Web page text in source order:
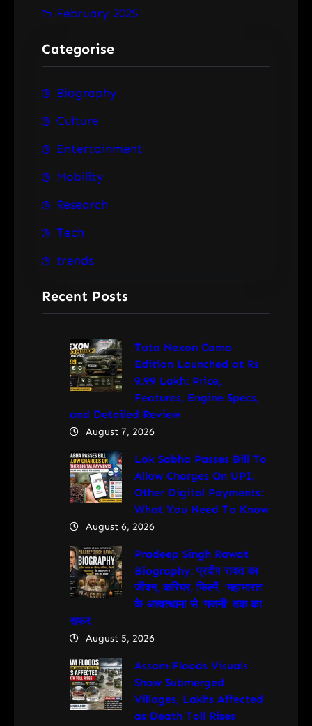
February 2025
Categorise
Biography
Culture
Entertainment
Mobility
Research
Tech
trends
Recent Posts
Tata Nexon Camo
Edition Launched at Rs
9.99 Lakh: Price,
Features, Engine Specs,
and Detailed Review
August 7, 2026
Lok Sabha Passes Bill To
Allow Charges On UPI,
Other Digital Payments:
What You Need To Know
August 6, 2026
Pradeep Singh Rawat
Biography: प्रदीप रावत का
जीवन, करियर, फिल्में, ‘महाभारत’
के अश्वत्थामा से ‘गजनी’ तक का
सफर
August 5, 2026
Assam Floods Visuals
Show Submerged
Villages, Lakhs Affected
as Death Toll Rises